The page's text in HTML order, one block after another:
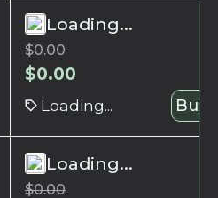
Loading...
$0.00
$0.00
Loading... Buy
Loading...
$0.00